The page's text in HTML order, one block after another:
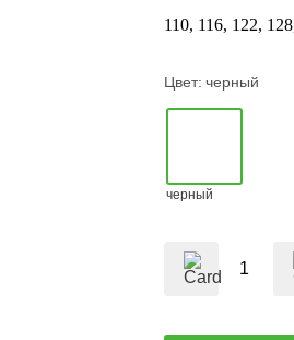
110 116 122 128
Цвет: черный
черный